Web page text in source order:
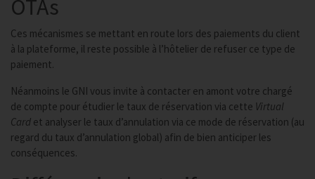
OTAs
Ces mécanismes se mettant en route lors des paiements du client
à la plateforme, il reste possible à l’hôtelier de refuser ce type de
paiement.
Néanmoins le GNI vous invite à contacter en amont votre chargé
de compte pour étudier le taux de réservation via cette Virtual
Card et analyser le taux d’annulation via ce mode de réservation (au
regard du taux d’annulation global) afin de bien anticiper les
conséquences.